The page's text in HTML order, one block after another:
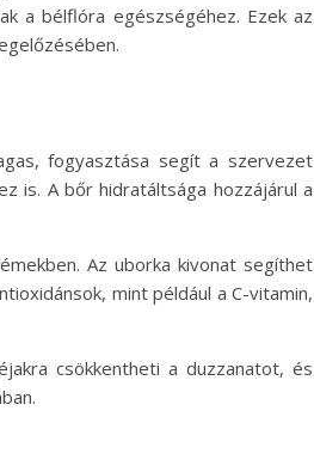
a bélflóra egészségéhez. Ezek az
fogyasztása segít a szervezet
is. A bőr hidratáltsága hozzájárul a
Az uborka kivonat segíthet
mint például a C-vitamin,
csökkentheti a duzzanatot, és